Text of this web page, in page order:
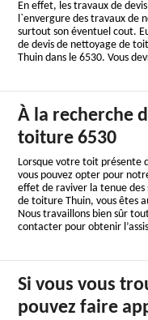
En effet, les travaux de
l`envergure des travaux de
surtout son éventuel cout.
de devis de nettoyage de
Thuin dans le 6530. Vous
À la recherche
toiture 6530
Lorsque votre toit présente
vous pouvez opter pour
effet de raviver la tenue des
de toiture Thuin, vous êtes
Nous travaillons bien sûr
contacter pour obtenir
Si vous vous
pouvez faire